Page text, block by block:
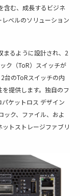
含む、成長するビジネ
ベルのソリューション
まるように設計され、2
ク（ToR）スイッチが
台のToRスイッチの内
提供します。独自のフ
ケットロス デザイン
ック、ファイル、およ
トストレージファブリ